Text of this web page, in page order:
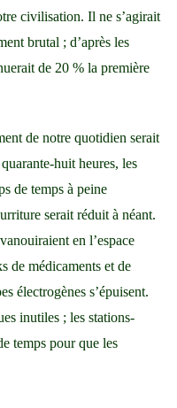
civilisation. Il ne s’agirait
brutal ; d’après les
de 20 % la première
de notre quotidien serait
huit heures, les
de temps à peine
serait réduit à néant.
en l’espace
de médicaments et de
électrogènes s’épuisent.
inutiles ; les stations-
temps pour que les